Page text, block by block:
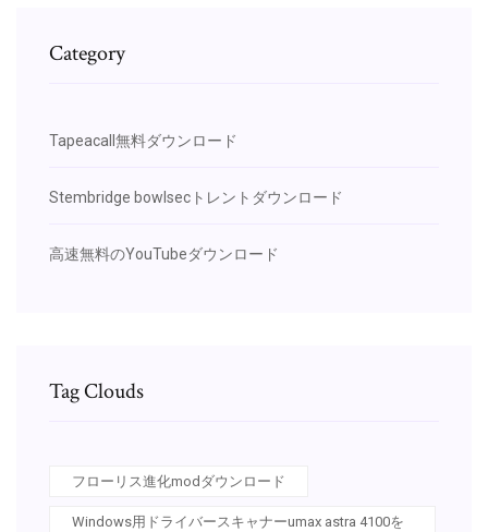
Category
Tapeacall無料ダウンロード
Stembridge bowlsecトレントダウンロード
高速無料のYouTubeダウンロード
Tag Clouds
フローリス進化modダウンロード
Windows用ドライバースキャナーumax astra 4100を